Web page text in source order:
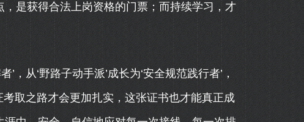
是获得合法上岗资格的门票；而持续学习，才
从‘野路子动手派’成长为‘安全规范践行者’，
考取之路才会更加扎实，这张证书也才能真正成